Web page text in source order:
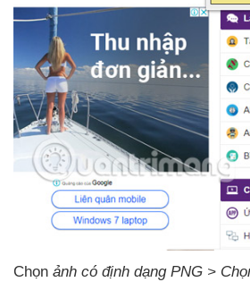
Chọn ảnh có định dạng PNG >